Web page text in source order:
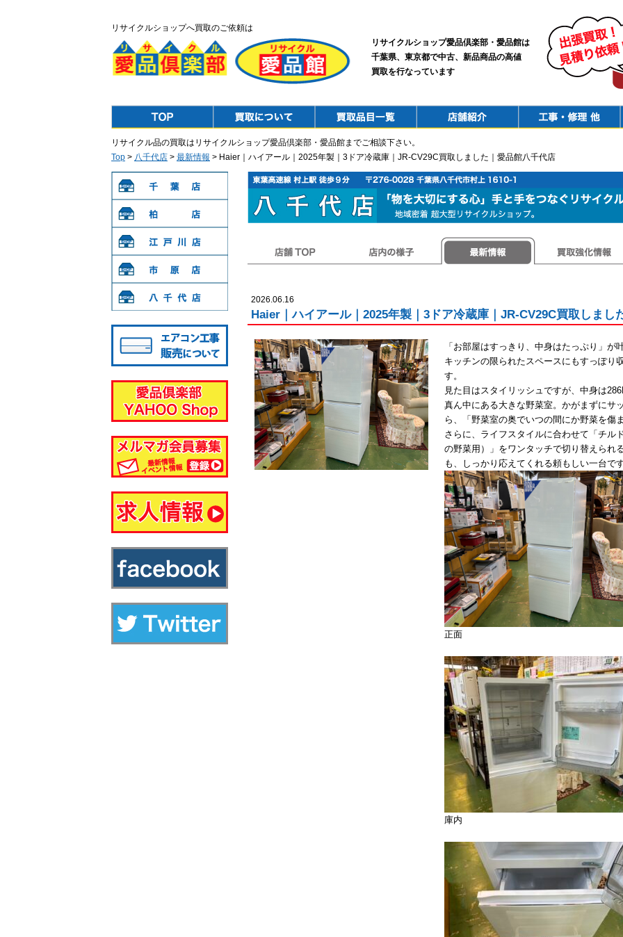
リサイクルショップへ買取のご依頼は
リサイクルショップ愛品倶楽部・愛品館は
千葉県、東京都で中古、新品商品の高値
買取を行なっています
リサイクル品の買取はリサイクルショップ愛品倶楽部・愛品館までご相談下さい。
Top > 八千代店 > 最新情報 > Haier｜ハイアール｜2025年製｜3ドア冷蔵庫｜JR-CV29C買取しました｜愛品館八千代店
2026.06.16
Haier｜ハイアール｜2025年製｜3ドア冷蔵庫｜JR-CV29C買取しまし
「お部屋はすっきり、中身はたっぷり」が
キッチンの限られたスペースにもすっぽり
す。
見た目はスタイリッシュですが、中身は
真ん中にある大きな野菜室。かがまずにサ
ら、「野菜室の奥でいつの間にか野菜を
さらに、ライフスタイルに合わせて「チル
の野菜用）」をワンタッチで切り替えられ
も、しっかり応えてくれる頼もしい一台で
正面
庫内